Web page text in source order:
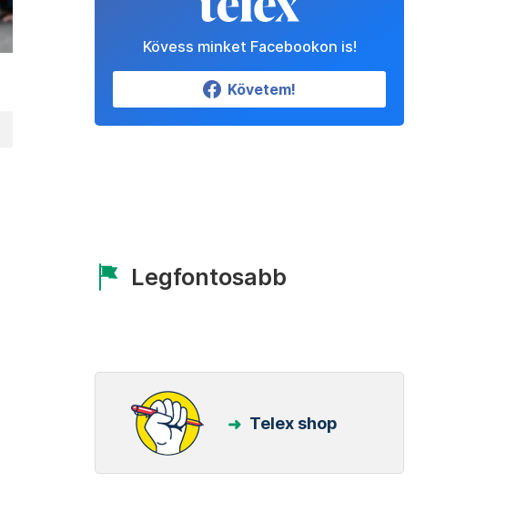
Kövess minket Facebookon is!
Követem!
Legfontosabb
Telex shop